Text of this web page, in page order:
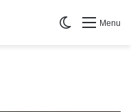
Menu
Switch skin